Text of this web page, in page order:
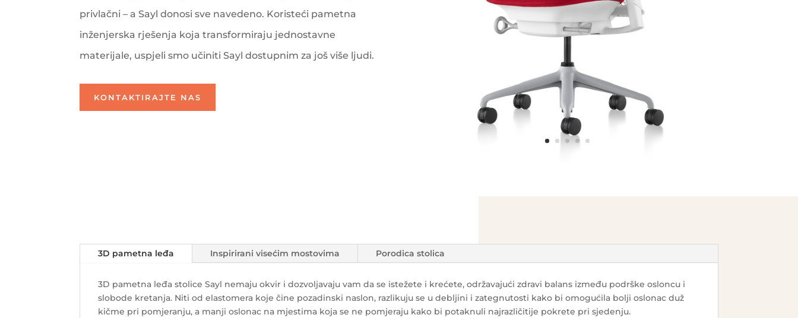
privlačni – a Sayl donosi sve navedeno. Koristeći pametna
inženjerska rješenja koja transformiraju jednostavne
materijale, uspjeli smo učiniti Sayl dostupnim za još više ljudi.
KONTAKTIRAJTE NAS
3D pametna leđa Inspirirani visećim mostovima Porodica stolica
3D pametna leđa stolice Sayl nemaju okvir i dozvoljavaju vam da se istežete i krećete, održavajući zdravi balans između podrške osloncu i
slobode kretanja. Niti od elastomera koje čine pozadinski naslon, razlikuju se u debljini i zategnutosti kako bi omogućila bolji oslonac duž
kičme pri pomjeranju, a manji oslonac na mjestima koja se ne pomjeraju kako bi potaknuli najrazličitije pokrete pri sjedenju.